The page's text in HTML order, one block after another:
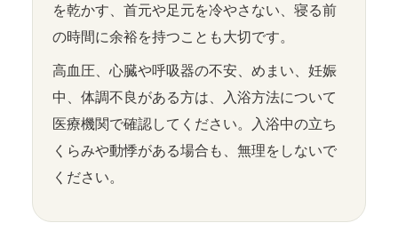
を乾かす、首元や足元を冷やさない、寝る前
の時間に余裕を持つことも大切です。
高血圧、心臓や呼吸器の不安、めまい、妊娠
中、体調不良がある方は、入浴方法について
医療機関で確認してください。入浴中の立ち
くらみや動悸がある場合も、無理をしないで
ください。